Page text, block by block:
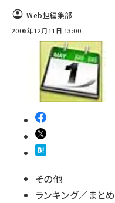
Web担編集部
2006年12月11日 13:00
その他
ランキング／まとめ